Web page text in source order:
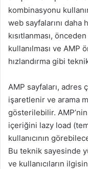
kombinasyonu
web sayfalarını
kısıtlanması,
kullanılması ve AMP
hızlandırma gibi
AMP sayfaları, adres
işaretlenir ve arama
gösterilebilir.
içeriğini lazy load
kullanıcının
Bu teknik sayesinde
ve kullanıcıların